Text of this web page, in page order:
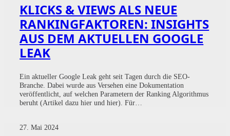
KLICKS & VIEWS ALS NEUE
RANKINGFAKTOREN: INSIGHTS
AUS DEM AKTUELLEN GOOGLE
LEAK
Ein aktueller Google Leak geht seit Tagen durch die SEO-
Branche. Dabei wurde aus Versehen eine Dokumentation
veröffentlicht, auf welchen Parametern der Ranking Algorithmus
beruht (Artikel dazu hier und hier). Für…
27. Mai 2024